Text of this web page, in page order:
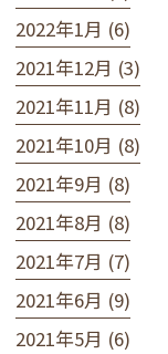
2022年1月 (6)
2021年12月 (3)
2021年11月 (8)
2021年10月 (8)
2021年9月 (8)
2021年8月 (8)
2021年7月 (7)
2021年6月 (9)
2021年5月 (6)